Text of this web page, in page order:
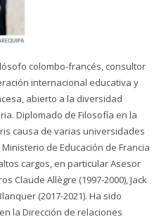
colombo-francés, consultor
internacional educativa y
abierto a la diversidad
Diplomado de Filosofía en la
causa de varias universidades
de Educación de Francia
cargos, en particular Asesor
Claude Allègre (1997-2000), Jack
(2017-2021). Ha sido
la Dirección de relaciones